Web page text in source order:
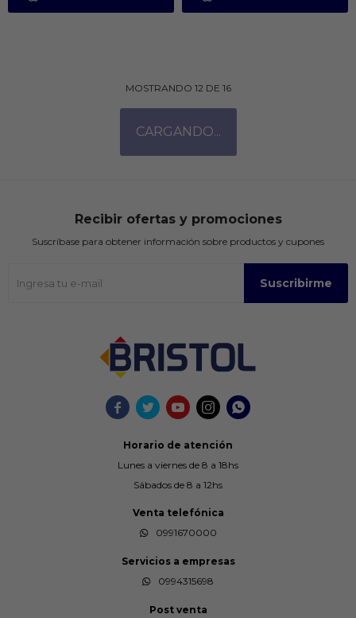
MOSTRANDO 12 DE 16
    
Horario de atención
Lunes a viernes de 8 a 18hs
Sábados de 8 a 12hs
Venta telefónica
0991670000
Servicios a empresas
0994315698
Post venta
Recibir ofertas y promociones
Suscríbase para obtener información sobre productos y cupones
Suscribirme